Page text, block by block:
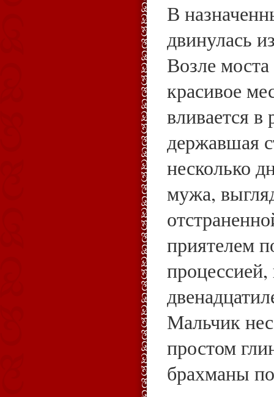
В
двинулась
Возле
красивое
вливается в
державшая
несколько
мужа,
приятелем
Мальчик
простом
брахманы